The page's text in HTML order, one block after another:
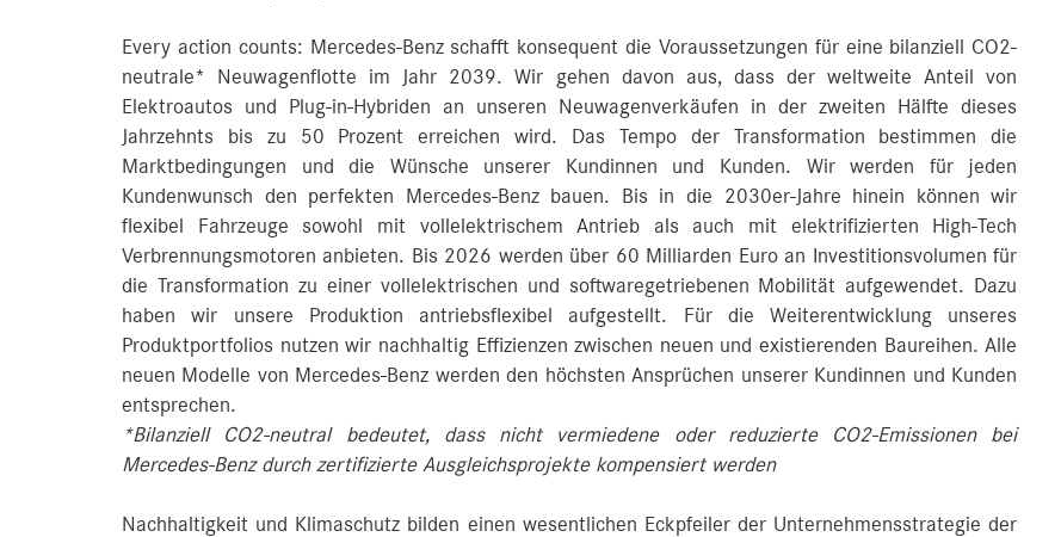
Every action counts: Mercedes-Benz schafft konsequent die Voraussetzungen für eine bilanziell CO2-
neutrale* Neuwagenflotte im Jahr 2039. Wir gehen davon aus, dass der weltweite Anteil von
Elektroautos und Plug-in-Hybriden an unseren Neuwagenverkäufen in der zweiten Hälfte dieses
Jahrzehnts bis zu 50 Prozent erreichen wird. Das Tempo der Transformation bestimmen die
Marktbedingungen und die Wünsche unserer Kundinnen und Kunden. Wir werden für jeden
Kundenwunsch den perfekten Mercedes-Benz bauen. Bis in die 2030er-Jahre hinein können wir
flexibel Fahrzeuge sowohl mit vollelektrischem Antrieb als auch mit elektrifizierten High-Tech
Verbrennungsmotoren anbieten. Bis 2026 werden über 60 Milliarden Euro an Investitionsvolumen für
die Transformation zu einer vollelektrischen und softwaregetriebenen Mobilität aufgewendet. Dazu
haben wir unsere Produktion antriebsflexibel aufgestellt. Für die Weiterentwicklung unseres
Produktportfolios nutzen wir nachhaltig Effizienzen zwischen neuen und existierenden Baureihen. Alle
neuen Modelle von Mercedes-Benz werden den höchsten Ansprüchen unserer Kundinnen und Kunden
entsprechen.
*Bilanziell CO2-neutral bedeutet, dass nicht vermiedene oder reduzierte CO2-Emissionen bei
Mercedes-Benz durch zertifizierte Ausgleichsprojekte kompensiert werden
Nachhaltigkeit und Klimaschutz bilden einen wesentlichen Eckpfeiler der Unternehmensstrategie der